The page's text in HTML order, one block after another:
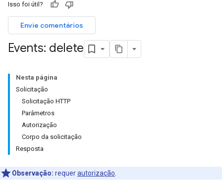
Isso foi útil?
Envie comentários
Events: delete
Nesta página
Solicitação
Solicitação HTTP
Parâmetros
Autorização
Corpo da solicitação
Resposta
Observação: requerautorização